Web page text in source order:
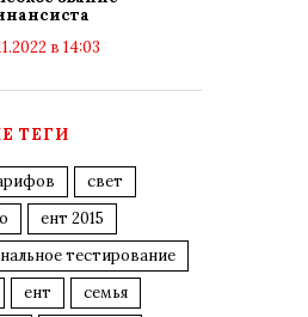
в 14:03
ТЕГИ
свет
ент 2015
тестирование
ент
семья